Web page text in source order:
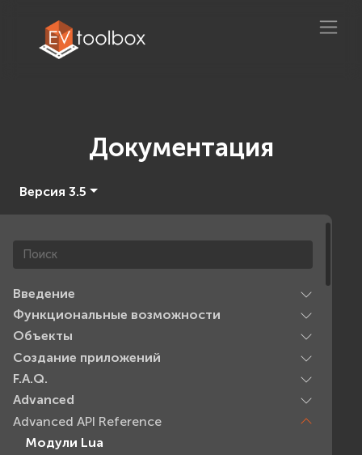
Документация
Версия 3.5
Введение
Функциональные возможности
Объекты
Создание приложений
F.A.Q.
Advanced
Advanced API Reference
Модули Lua